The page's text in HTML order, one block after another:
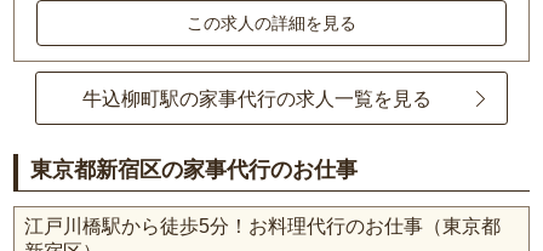
この求人の詳細を見る
牛込柳町駅の家事代行の求人一覧を見る
東京都新宿区の家事代行のお仕事
江戸川橋駅から徒歩5分！お料理代行のお仕事（東京都